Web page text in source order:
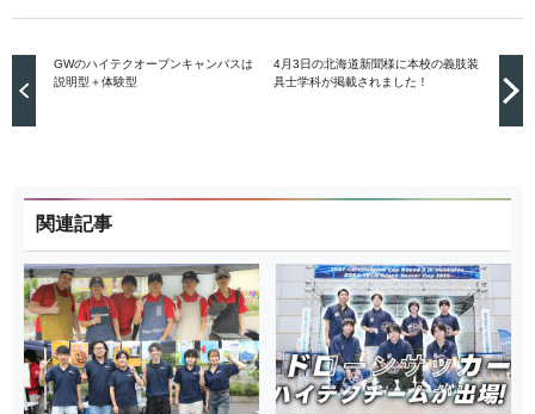
GWのハイテクオープンキャンパスは
説明型＋体験型
4月3日の北海道新聞様に本校の義肢装
具士学科が掲載されました！
関連記事